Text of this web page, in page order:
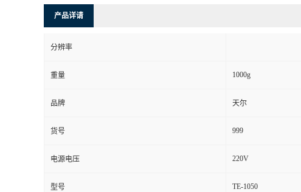
产品详请
分辨率
重量 1000g
品牌 天尔
货号 999
电源电压 220V
型号 TE-1050